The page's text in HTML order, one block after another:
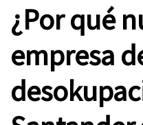
¿Por qué
empresa